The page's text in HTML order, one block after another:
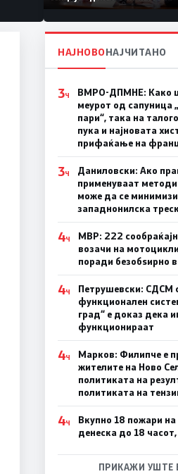
Коридор 8, Македонија
станува раскрсница на
Балканот
НАЈНОВОНАЈЧИТАНО
3Ч
ВМРО-ДПМНЕ: Како
меурот од сапуница
пари“, така на
пука и најновата
прифаќање на
3Ч
Даниловски: Ако
применуваат
може да се
западнонилска
4Ч
МВР: 222
возачи на
поради безобѕирно
4Ч
Петрушевски: СДСМ
функционален
град“ е доказ дека
функционираат
4Ч
Марков: Филипче е
жителите на Ново
политиката на
политиката на
4Ч
Вкупно 18 пожари на
денеска до 18
ПРИКАЖИ УШТЕ